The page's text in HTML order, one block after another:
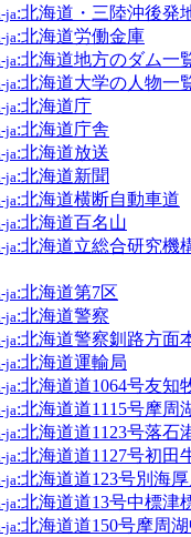
ja:北海道・三陸沖後発
ja:北海道労働金庫
ja:北海道地方のダム一
ja:北海道大学の人物一
ja:北海道庁
ja:北海道庁舎
ja:北海道放送
ja:北海道新聞
ja:北海道横断自動車道
ja:北海道百名山
ja:北海道立総合研究機
ja:北海道第7区
ja:北海道警察
ja:北海道警察釧路方面
ja:北海道運輸局
ja:北海道道1064号友知
ja:北海道道1115号摩周
ja:北海道道1123号落石
ja:北海道道1127号初田
ja:北海道道123号別海
ja:北海道道13号中標津
ja:北海道道150号摩周